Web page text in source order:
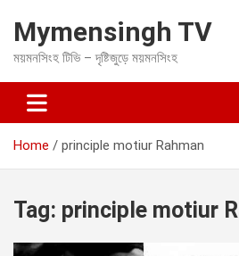
t
c
Mymensingh TV
ময়মনসিংহ টিভি – দৃষ্টিজুড়ে ময়মনসিংহ
Home principle motiur Rahman
Tag: principle motiur